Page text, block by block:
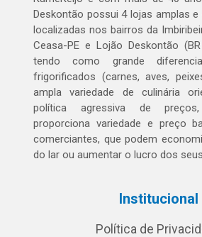
Deskontão possui 4 lojas amplas
localizadas nos bairros da
Ceasa-PE e Lojão Deskontão
tendo como grande
frigorificados (carnes, aves,
ampla variedade de culinária
política agressiva de
proporciona variedade e preço
comerciantes, que podem
do lar ou aumentar o lucro dos
Institucional
Política de